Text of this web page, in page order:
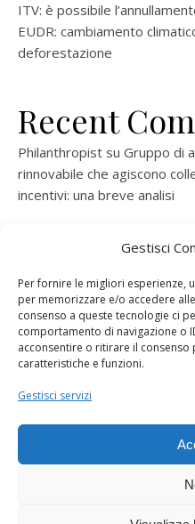
Gestisci
Per fornire le migliori esperienze,
per memorizzare e/o accedere
consenso a queste tecnologie ci
comportamento di navigazione o
acconsentire o ritirare il consenso
caratteristiche e funzioni.
Gestisci servizi
ITV: è possibile
EUDR: cambiamento
deforestazione
Recent
Philanthropist su Gruppo di
rinnovabile che agiscono
incentivi: una breve analisi
rinnovabile che agiscono
ramatogelsuGruppo di
rinnovabile che agiscono
incentivi: una breve analisi
consorzio per la produzione